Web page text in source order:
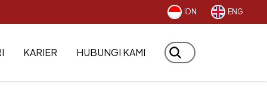
IDN ENG
KARIER HUBUNGI KAMI